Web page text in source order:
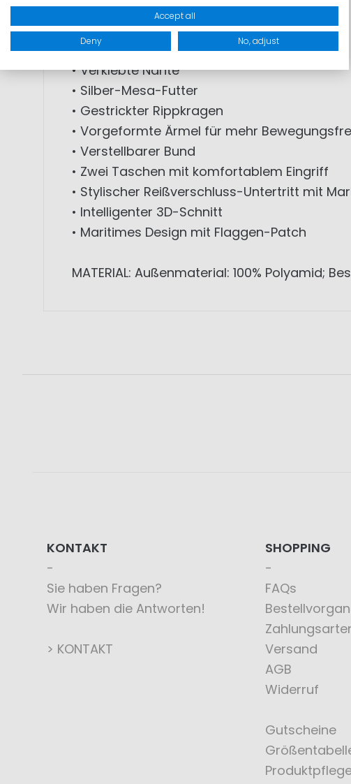
• Atmungsaktiv (MVP 6.000 g/m²/24h)
• Winddicht
• Hochwertige PU-Beschichtung
• Verklebte Nähte
• Silber-Mesa-Futter
• Gestrickter Rippkragen
• Vorgeformte Ärmel für mehr
• Verstellbarer Bund
• Zwei Taschen mit komfortablem Eingriff
• Stylischer Reißverschluss-Untertritt mit
• Intelligenter 3D-Schnitt
• Maritimes Design mit Flaggen-Patch
MATERIAL: Außenmaterial: 100% Polyamid;
KONTAKT
Sie haben Fragen?
Wir haben die Antworten!
> KONTAKT
SHOPPING
FAQs
Versand
AGB
Widerruf
Gutscheine
Accept all
Deny No, adjust